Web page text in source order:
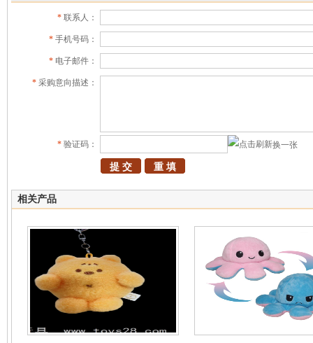
* 联系人：
* 手机号码：
* 电子邮件：
* 采购意向描述：
* 验证码： 换一张
相关产品